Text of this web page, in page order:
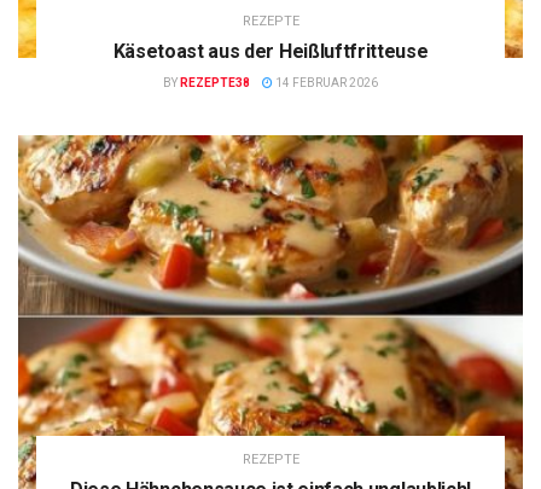
REZEPTE
Käsetoast aus der Heißluftfritteuse
BY REZEPTE38 14 FEBRUAR 2026
REZEPTE